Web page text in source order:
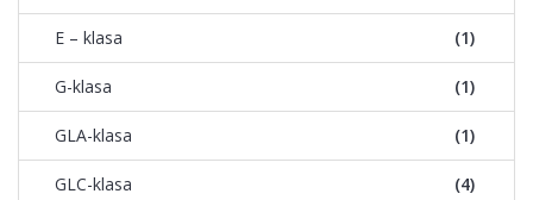
E – klasa (1)
G-klasa (1)
GLA-klasa (1)
GLC-klasa (4)